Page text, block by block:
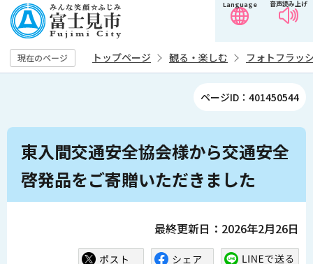
の
ペ
ー
音声読み上げ
Language
現在のページ トップページ 観る・楽しむ フォトフラッ
ページID：401450544
本
か
東入間交通安全協会様から交通安全
啓発品をご寄贈いただきました
最終更新日：2026年2月26日